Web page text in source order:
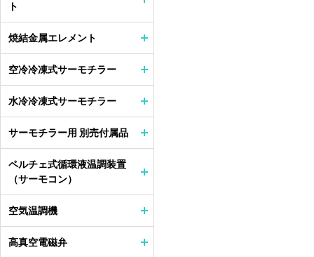
ト
焼結金属エレメント
空冷冷凍式サーモチラー
水冷冷凍式サーモチラー
サーモチラー用 別売付属品
ペルチェ式循環液温調装置
（サーモコン）
空気温調機
高真空電磁弁